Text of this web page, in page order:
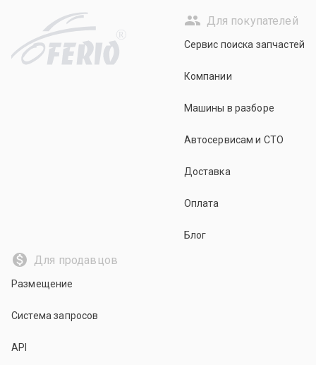
R
Для покупателей
Сервис поиска запчастей
Компании
Машины в разборе
Автосервисам и СТО
Доставка
Оплата
Блог
Для продавцов
Размещение
Система запросов
API